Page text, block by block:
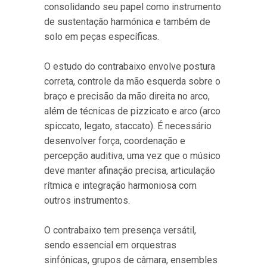
consolidando seu papel como instrumento
de sustentação harmónica e também de
solo em peças específicas.
O estudo do contrabaixo envolve postura
correta, controle da mão esquerda sobre o
braço e precisão da mão direita no arco,
além de técnicas de pizzicato e arco (arco
spiccato, legato, staccato). É necessário
desenvolver força, coordenação e
percepção auditiva, uma vez que o músico
deve manter afinação precisa, articulação
rítmica e integração harmoniosa com
outros instrumentos.
O contrabaixo tem presença versátil,
sendo essencial em orquestras
sinfónicas, grupos de câmara, ensembles